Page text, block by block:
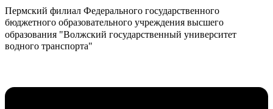
Пермский филиал Федерального государственного
бюджетного образовательного учреждения высшего
образования "Волжский государственный университет
водного транспорта"